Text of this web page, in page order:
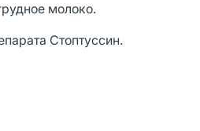
молоко.
Стоптуссин.